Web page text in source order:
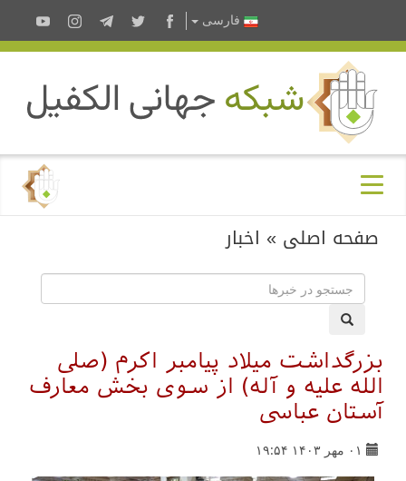
فارسى
صفحه اصلی » اخبار
بزرگداشت میلاد پیامبر اکرم (صلی
الله علیه و آله) از سوی بخش معارف
آستان عباسی
۰۱ مهر ۱۴۰۳ ۱۹:۵۴